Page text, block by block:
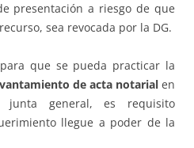
presentación a riesgo de que
sea revocada por la DG.
que se pueda practicar la
de acta notarial en
general, es requisito
llegue a poder de la